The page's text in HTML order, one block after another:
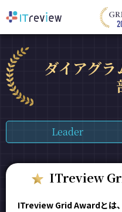
ダイアグラ
Leader
ITreview
ITreview Grid Awardとは